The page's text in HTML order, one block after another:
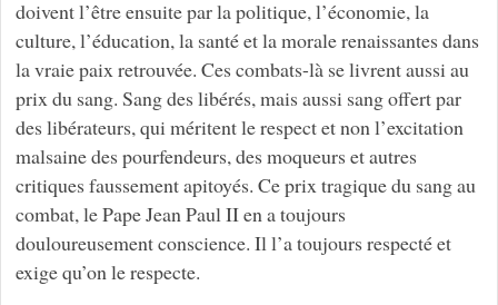
doivent l’être ensuite par la politique, l’économie, la
culture, l’éducation, la santé et la morale renaissantes dans
la vraie paix retrouvée. Ces combats-là se livrent aussi au
prix du sang. Sang des libérés, mais aussi sang offert par
des libérateurs, qui méritent le respect et non l’excitation
malsaine des pourfendeurs, des moqueurs et autres
critiques faussement apitoyés. Ce prix tragique du sang au
combat, le Pape Jean Paul II en a toujours
douloureusement conscience. Il l’a toujours respecté et
exige qu’on le respecte.